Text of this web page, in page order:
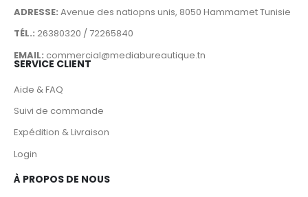
ADRESSE: Avenue des natiopns unis, 8050 Hammamet Tunisie
TÉL.: 26380320 / 72265840
EMAIL: commercial@mediabureautique.tn
SERVICE CLIENT
Aide & FAQ
Suivi de commande
Expédition & Livraison
Login
À PROPOS DE NOUS